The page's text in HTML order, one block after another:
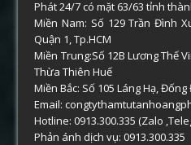
Phát 24/7 có mặt 63/63 tỉnh
Miền Nam: Số 129 Trần Đình
Quận 1, Tp.HCM
Miền Trung:Số 12B Lương Thế
Thừa Thiên Huế
Miền Bắc: Số 105 Láng Hạ,
Email:
Hotline: 0913.300.335 (Zalo
Phản ánh dịch vụ: 0913.300.335